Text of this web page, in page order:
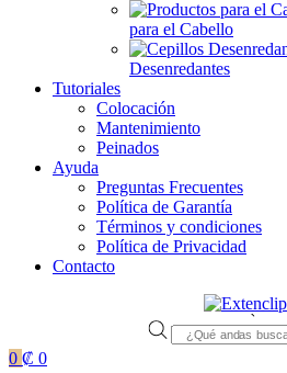
para el Cabello
Desenredantes
Tutoriales
Colocación
Mantenimiento
Peinados
Ayuda
Preguntas Frecuentes
Política de Garantía
Términos y condiciones
Política de Privacidad
Contacto
Products
search
0 ₡ 0